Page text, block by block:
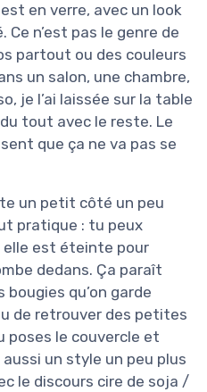
en verre, avec un look
n’est pas le genre de
partout ou des couleurs
un salon, une chambre,
je l’ai laissée sur la table
tout avec le reste. Le
que ça ne va pas se
un petit côté un peu
pratique : tu peux
elle est éteinte pour
dedans. Ça paraît
qu’on garde
de retrouver des petites
poses le couvercle et
aussi un style un peu plus
le discours cire de soja /